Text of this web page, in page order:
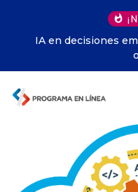
IA en decisiones